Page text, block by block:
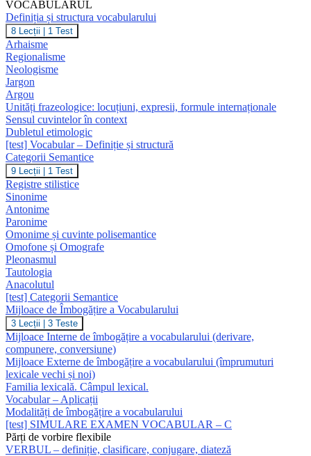
VOCABULARUL
Definiția și structura vocabularului
Definiția
și
structura
vocabularului
8 Lecții 1 Test
Arhaisme
Regionalisme
Neologisme
Jargon
Argou
Unități frazeologice: locuțiuni, expresii, formule internaționale
Sensul cuvintelor în context
Dubletul etimologic
[test] Vocabular – Definiție și structură
Categorii Semantice
Categorii
Semantice
9 Lecții 1 Test
Registre stilistice
Sinonime
Antonime
Paronime
Omonime și cuvinte polisemantice
Omofone și Omografe
Pleonasmul
Tautologia
Anacolutul
[test] Categorii Semantice
Mijloace de Îmbogățire a Vocabularului
Mijloace
de
Îmbogățire
a
Vocabularului
3 Lecții 3 Teste
Mijloace Interne de îmbogățire a vocabularului (derivare,
compunere, conversiune)
Mijloace Externe de îmbogățire a vocabularului (împrumuturi
lexicale vechi și noi)
Familia lexicală. Câmpul lexical.
Vocabular – Aplicații
Modalități de îmbogățire a vocabularului
[test] SIMULARE EXAMEN VOCABULAR – C
Părți de vorbire flexibile
VERBUL – definiție, clasificare, conjugare, diateză